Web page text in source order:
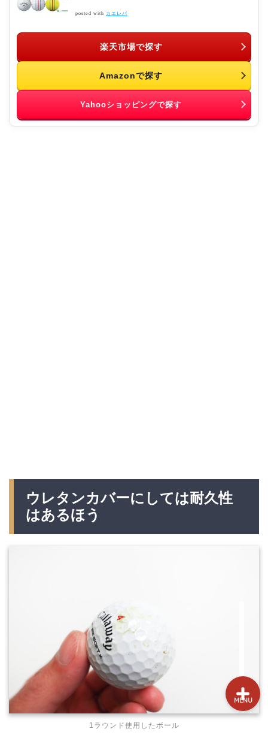
posted with カエレバ
楽天市場で探す
Amazonで探す
Yahooショッピングで探す
ウレタンカバーにしては耐久性
はあるほう
1ラウンド使用したボール
MENU
試打&評価
クラブ選び(ランキング)
ゴルフショップ